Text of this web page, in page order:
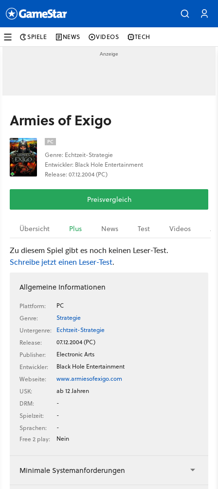
SPIELE NEWS VIDEOS TECH
Armies of Exigo
PC
Genre: Echtzeit-Strategie
Entwickler: Black Hole Entertainment
Release: 07.12.2004 (PC)
Preisvergleich
Übersicht Plus News Test Videos
Zu diesem Spiel gibt es noch keinen Leser-Test.
Schreibe jetzt einen Leser-Test.
Allgemeine Informationen
Plattform:
PC
Genre:
Strategie
Untergenre:
Echtzeit-Strategie
Release:
07.12.2004 (PC)
Publisher:
Electronic Arts
Entwickler:
Black Hole Entertainment
Webseite:
www.armiesofexigo.com
USK:
ab 12 Jahren
DRM:
-
Spielzeit:
-
Sprachen:
-
Free 2 play:
Nein
Minimale Systemanforderungen